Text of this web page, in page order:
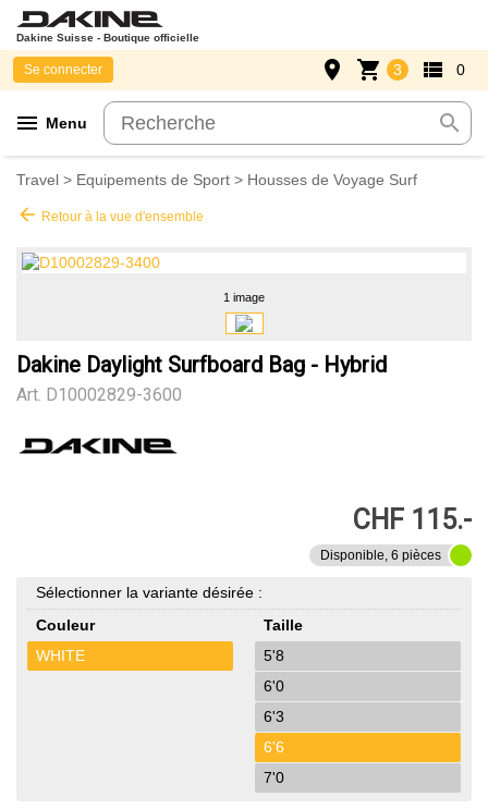
Dakine Suisse - Boutique officielle
menu Menu search
Se connecter place shopping_cart 3 view_list 0
Travel > Equipements de Sport > Housses de Voyage Surf
arrow_back Retour à la vue d'ensemble
1 image
Dakine Daylight Surfboard Bag - Hybrid
Art. D10002829-3600
CHF 115.-
Disponible, 6 pièces
Sélectionner la variante désirée :
Couleur
WHITE
Taille
5'8
6'0
6'3
6'6
7'0